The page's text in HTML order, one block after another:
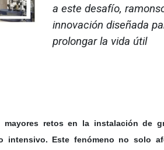
a este desafío,
innovación diseñada
prolongar la vida útil
retos en la instalación de
intensivo. Este fenómeno no solo